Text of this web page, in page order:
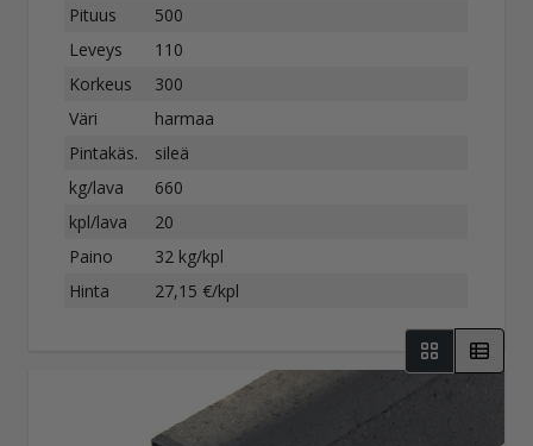
Pituus
500
Leveys
110
Korkeus
300
Väri
harmaa
Pintakäs.
sileä
kg/lava
660
kpl/lava
20
Paino
32 kg/kpl
Hinta
27,15 €/kpl